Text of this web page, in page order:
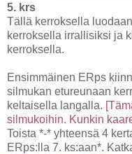
5. krs
Tällä kerroksella
kerroksella irrallisiksi ja
kerroksella.
Ensimmäinen ERps
silmukan etureunaan
keltaisella langalla.
silmukoihin. Kunkin
Toista *-* yhteensä 4
ERps:lla 7. ks:aan*.